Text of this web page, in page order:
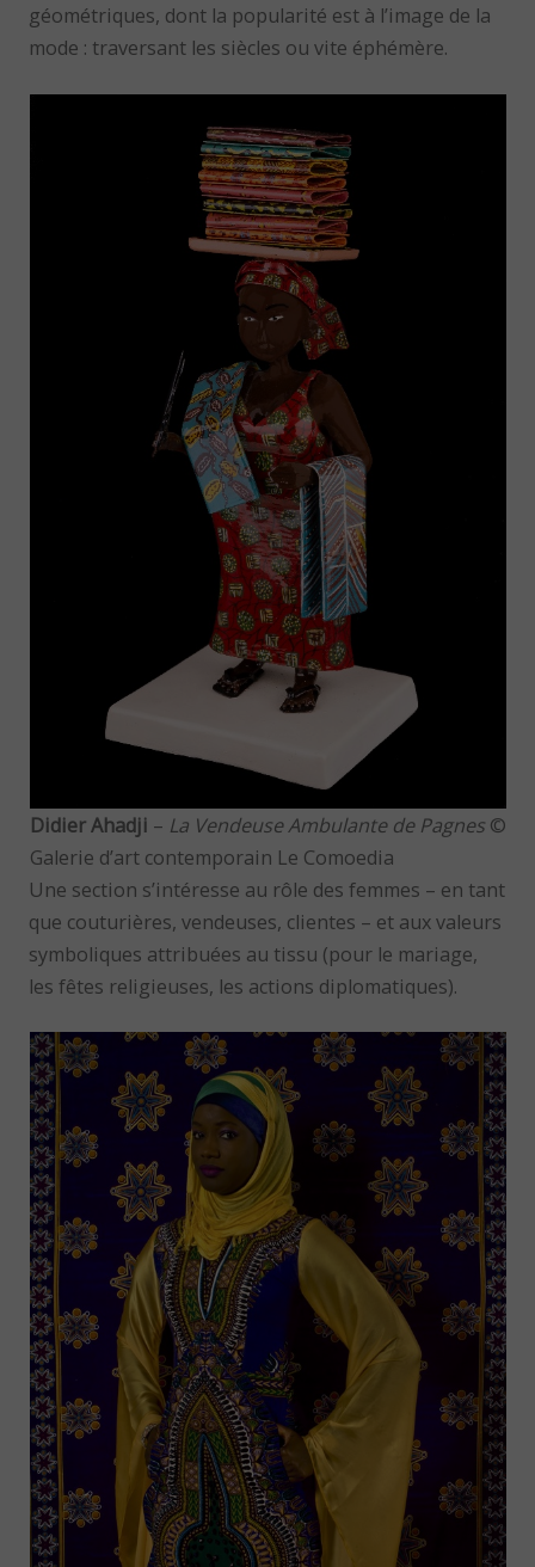
géométriques, dont la popularité est à l’image de la
mode : traversant les siècles ou vite éphémère.
Didier Ahadji – La Vendeuse Ambulante de Pagnes©
Galerie d’art contemporain Le Comoedia
Une section s’intéresse au rôle des femmes – en tant
que couturières, vendeuses, clientes – et aux valeurs
symboliques attribuées au tissu (pour le mariage,
les fêtes religieuses, les actions diplomatiques).